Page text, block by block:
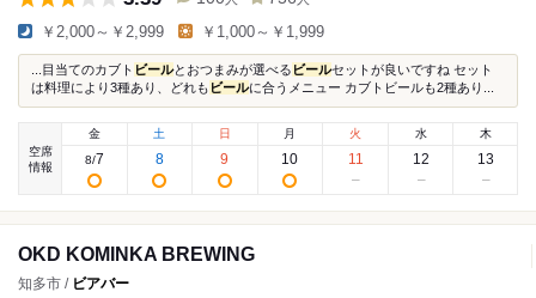
￥2,000～￥2,999 ￥1,000～￥1,999
...目当てのカブト ビールとおつまみが選べる ビールセットが良いですね セット
は料理により3種あり、どれも ビールに合うメニュー カブトビールも2種あり...
空席
情報
金
8/7
土
8
日
9
月
10
火
11
水
12
木
13
OKD KOMINKA BREWING
知多市 / ビアバー